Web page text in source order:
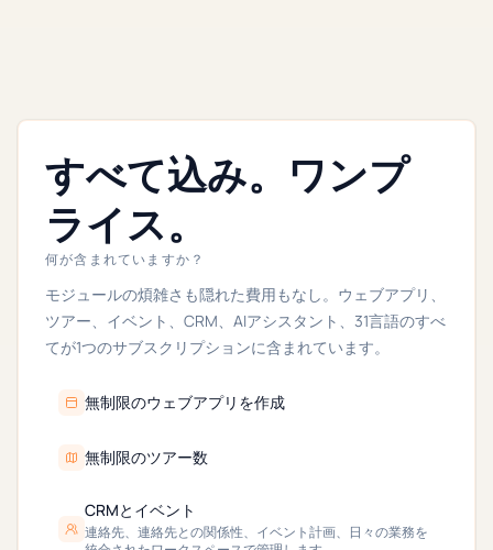
すべて込み。ワンプ
ライス。
何が含まれていますか？
モジュールの煩雑さも隠れた費用もなし。ウェブアプリ、
ツアー、イベント、CRM、AIアシスタント、31言語のすべ
てが1つのサブスクリプションに含まれています。
無制限のウェブアプリを作成
無制限のツアー数
CRMとイベント
連絡先、連絡先との関係性、イベント計画、日々の業務を